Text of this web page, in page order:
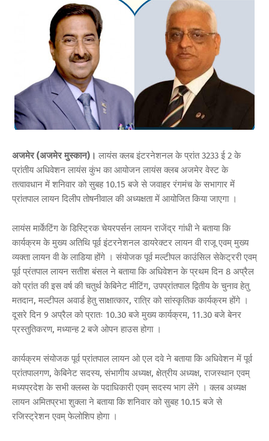
अजमेर (अजमेर मुस्कान)। लायंस क्लब इंटरनेशनल के प्रांत 3233 ई 2 के
प्रांतीय अधिवेशन लायंस कुंभ का आयोजन लायंस क्लब अजमेर वेस्ट के
तत्वावधान में शनिवार को सुबह 10.15 बजे से जवाहर रंगमंच के सभागार में
प्रांतपाल लायन दिलीप तोषनीवाल की अध्यक्षता में आयोजित किया जाएगा ।
लायंस मार्केटिंग के डिस्ट्रिक चेयरपर्सन लायन राजेंद्र गांधी ने बताया कि
कार्यक्रम के मुख्य अतिथि पूर्व इंटरनेशनल डायरेक्टर लायन वी राजू एवम् मुख्य
व्यक्ता लायन वी के लाडिया होंगे । संयोजक पूर्व मल्टीपल काउंसिल सेकेट्ररी एवम्
पूर्व प्रंतपाल लायन सतीश बंसल ने बताया कि अधिवेशन के प्रथम दिन 8 अप्रैल
को प्रांत की इस वर्ष की चतुर्थ केबिनेट मीटिंग, उपप्रांतपाल द्वितीय के चुनाव हेतु
मतदान, मल्टीपल अवार्ड हेतु साक्षात्कार, रात्रि को सांस्कृतिक कार्यक्रम होंगे ।
दूसरे दिन 9 अप्रैल को प्रातः 10.30 बजे मुख्य कार्यक्रम, 11.30 बजे बेनर
प्रस्तुतिकरण, मध्यान्ह 2 बजे ओपन हाउस होगा ।
कार्यक्रम संयोजक पूर्व प्रांतपाल लायन ओ एल दवे ने बताया कि अधिवेशन में पूर्व
प्रांतपालगण, केबिनेट सदस्य, संभागीय अध्यक्ष, क्षेत्रीय अध्यक्ष, राजस्थान एवम्
मध्यप्रदेश के सभी क्लब्स के पदाधिकारी एवम् सदस्य भाग लेंगे । क्लब अध्यक्ष
लायन अमितप्रभा शुक्ला ने बताया कि शनिवार को सुबह 10.15 बजे से
रजिस्ट्रेशन एवम् फेलोशिप होगा ।